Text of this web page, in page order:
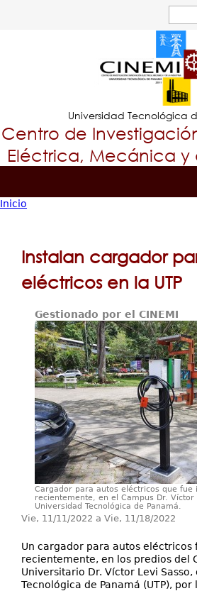
Jump to
de
Universidad Tecnológica
Centro de
Eléctrica, Mecánica y
Tropical
Principal
Investigación y
Proyectos de
Servicios
Extensión
Eventos
Contáctenos
está
Inicio
Instalan cargador
eléctricos en la UTP
Gestionado por el CINEMI
Cargador para autos eléctricos que fue
recientemente, en el Campus Dr. Víctor
Universidad Tecnológica de Panamá.
Vie, 11/11/2022 a Vie, 11/18/2022
Un cargador para autos eléctricos
recientemente, en los predios del
Universitario Dr. Víctor Levi Sasso,
Tecnológica de Panamá (UTP), por